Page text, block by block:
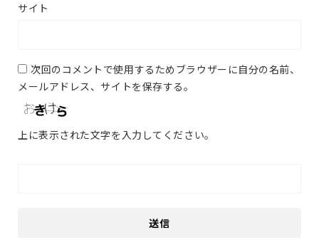
サイト
次回のコメントで使用するためブラウザーに自分の名前、
メールアドレス、サイトを保存する。
上に表示された文字を入力してください。